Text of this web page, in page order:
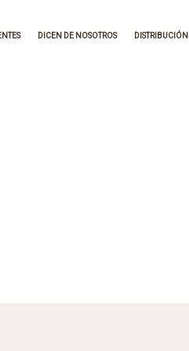
DICEN DE NOSOTROS DISTRIBUCIÓN